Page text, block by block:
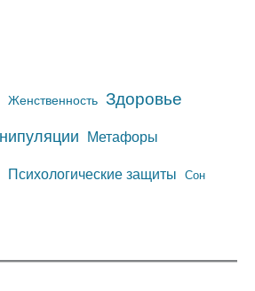
Женственность Здоровье
Метафоры
Психологические защиты Сон